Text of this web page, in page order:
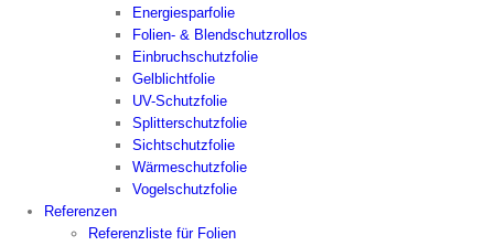
Energiesparfolie
Folien- & Blendschutzrollos
Einbruchschutzfolie
Gelblichtfolie
UV-Schutzfolie
Splitterschutzfolie
Sichtschutzfolie
Wärmeschutzfolie
Vogelschutzfolie
Referenzen
Referenzliste für Folien